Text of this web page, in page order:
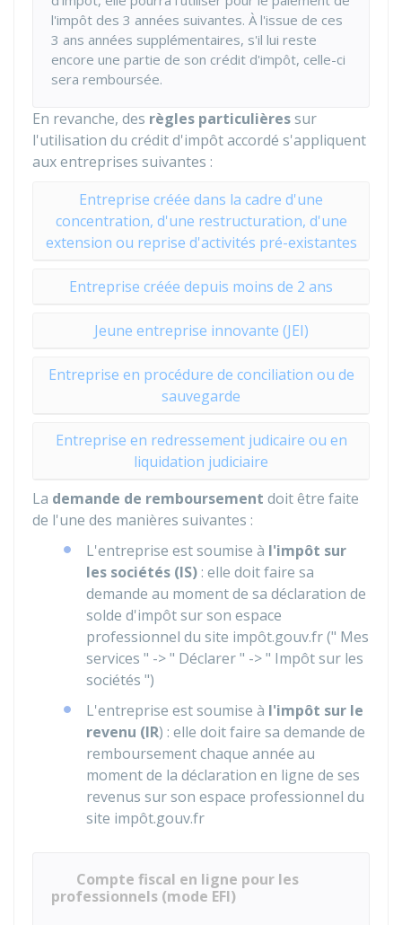
l'impôt des 3 années suivantes. À l'issue de ces
3 ans années supplémentaires, s'il lui reste
encore une partie de son crédit d'impôt, celle-ci
sera remboursée.
En revanche, des règles particulièressur
l'utilisation du crédit d'impôt accordé s'appliquent
aux entreprises suivantes :
Entreprise créée dans la cadre d'une
concentration, d'une restructuration, d'une
extension ou reprise d'activités pré-existantes
Entreprise créée depuis moins de 2 ans
Jeune entreprise innovante (JEI)
Entreprise en procédure de conciliation ou de
sauvegarde
Entreprise en redressement judicaire ou en
liquidation judiciaire
La demande de remboursement doit être faite
de l'une des manières suivantes :
L'entreprise est soumise à l'impôt sur
les sociétés (IS) : elle doit faire sa
demande au moment de sa déclaration de
solde d'impôt sur son espace
professionnel du site impôt.gouv.fr (" Mes
services " -> " Déclarer " -> " Impôt sur les
sociétés ")
L'entreprise est soumise à l'impôt sur le
revenu (IR) : elle doit faire sa demande de
remboursement chaque année au
moment de la déclaration en ligne de ses
revenus sur son espace professionnel du
site impôt.gouv.fr
Compte fiscal en ligne pour les
professionnels (mode EFI)